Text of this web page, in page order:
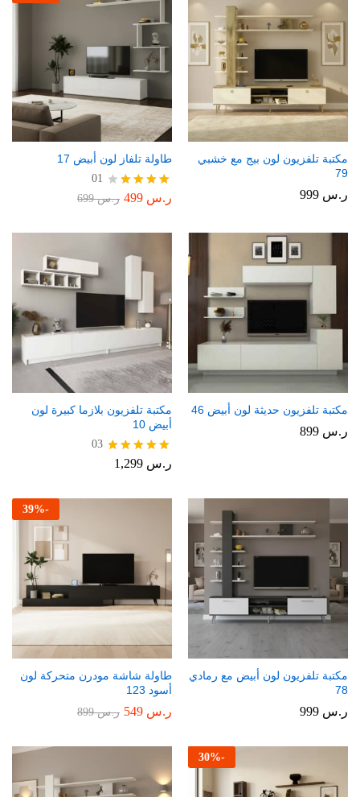
مكتبة تلفزيون لون بيج مع خشبي
79
ر.س
طاولة تلفاز لون أبيض 17
تم
من 5
01
ر.س ر.س699
مكتبة تلفزيون حديثة لون أبيض 46
ر.س
مكتبة تلفزيون بلازما كبيرة لون
أبيض 10
تم التقييم
03
ر.س
مكتبة تلفزيون لون أبيض مع رمادي
78
ر.س
-
39%
طاولة شاشة مودرن متحركة لون
أسود 123
ر.س ر.س899
-
30%